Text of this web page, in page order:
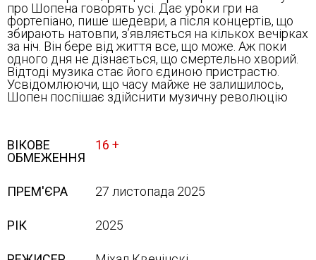
про Шопена говорять усі. Дає уроки гри на
фортепіано, пише шедеври, а після концертів, що
збирають натовпи, зʼявляється на кількох вечірках
за ніч. Він бере від життя все, що може. Аж поки
одного дня не дізнається, що смертельно хворий.
Відтоді музика стає його єдиною пристрастю.
Усвідомлюючи, що часу майже не залишилось,
Шопен поспішає здійснити музичну революцію
ВІКОВЕ
ОБМЕЖЕННЯ
16 +
ПРЕМ'ЄРА 27 листопада 2025
РІК 2025